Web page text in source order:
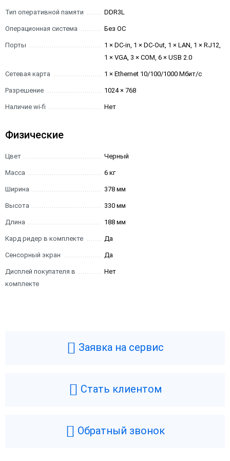
Тип оперативной памяти DDR3L
Операционная система Без ОС
Порты
1 × DC-in, 1 × DC-Out, 1 × LAN, 1 × RJ12,
1 × VGA, 3 × COM, 6 × USB 2.0
Сетевая карта 1 × Ethernet 10/100/1000 Мбит/с
Разрешение 1024 × 768
Наличие wi-fi Нет
Физические
Цвет Черный
Масса 6 кг
Ширина 378 мм
Высота 330 мм
Длина 188 мм
Кард ридер в комплекте Да
Сенсорный экран Да
Дисплей покупателя в
комплекте
Нет
Заявка на сервис
Стать клиентом
Обратный звонок